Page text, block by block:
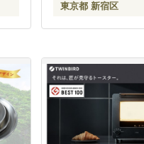
東京都 新宿区